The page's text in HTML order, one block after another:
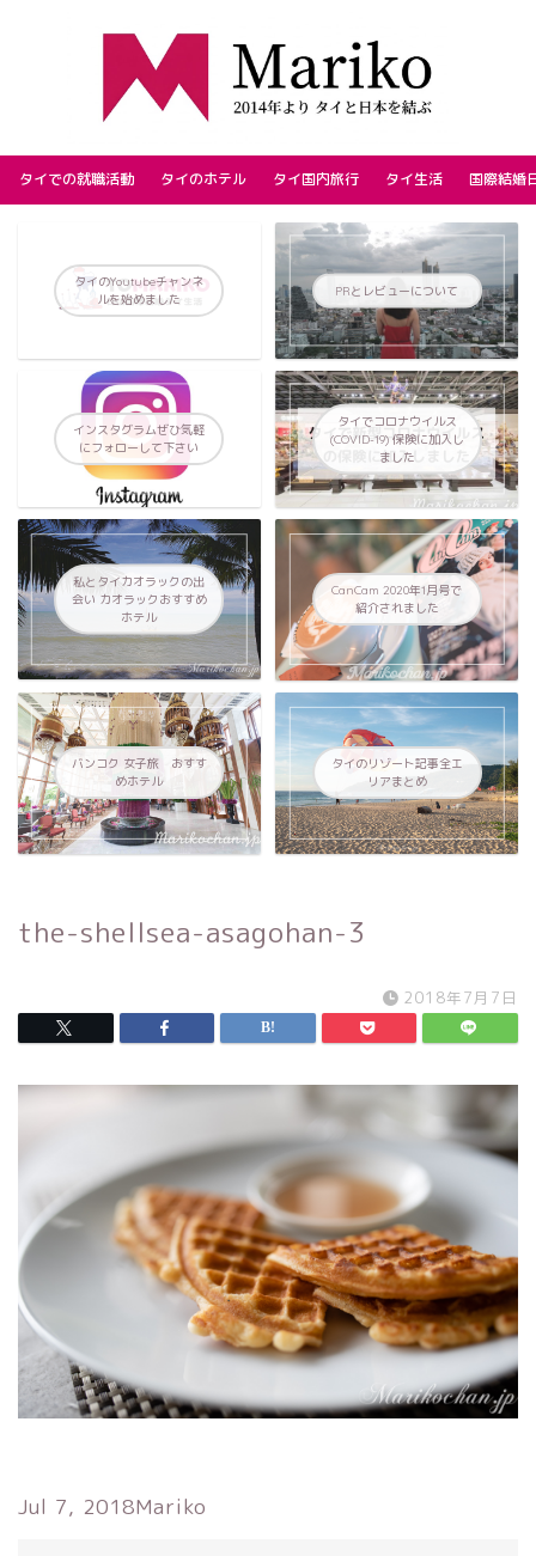
タイでの就職活動 タイのホテル タイ国内旅行 タイ生活 国際結婚
タイのYoutubeチャンネ
ルを始めました
PRとレビューについて
インスタグラムぜひ気軽
にフォローして下さい
タイでコロナウイルス
(COVID-19) 保険に加入し
ました
私とタイカオラックの出
会い カオラックおすすめ
ホテル
CanCam 2020年1月号で
紹介されました
バンコク 女子旅 おすす
めホテル
タイのリゾート記事全エ
リアまとめ
the-shellsea-asagohan-3
2018年7月7日
Jul 7, 2018Mariko